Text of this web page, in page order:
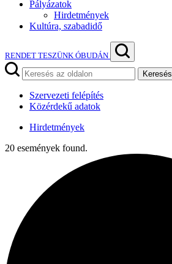
Pályázatok
Hirdetmények
Kultúra, szabadidő
RENDET TESZÜNK ÓBUDÁN
Keresés
Szervezeti felépítés
Közérdekű adatok
Hirdetmények
20 események found.